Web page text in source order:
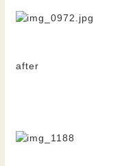
after